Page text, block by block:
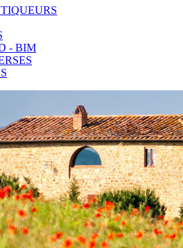
- BIM